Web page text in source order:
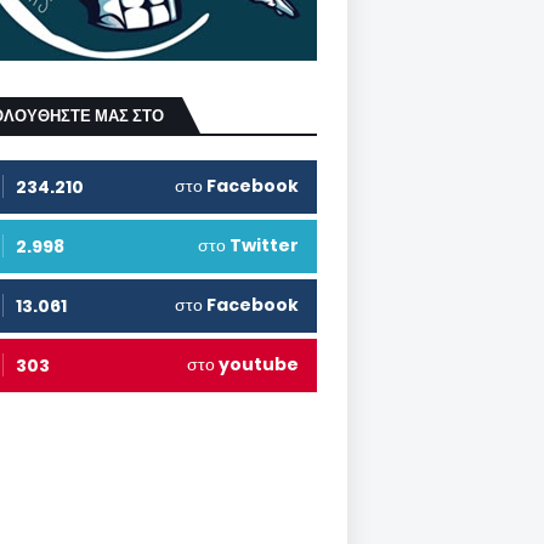
ΜΑΣ ΣΤΟ
234.210 στο Facebook
2.998 στο Twitter
13.061 στο Facebook
303 στοyoutube